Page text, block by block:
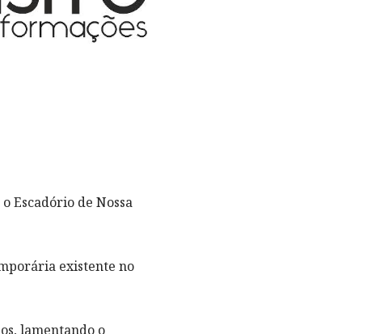
Escadório de Nossa
existente no
lamentando o